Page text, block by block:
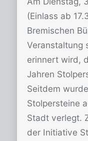
(Einlass ab
Bremischen
Veranstaltung
erinnert wird,
Jahren
Seitdem
Stolpersteine
Stadt verlegt.
der Initiative